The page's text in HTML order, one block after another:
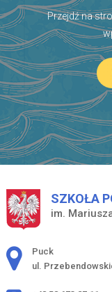
Przejdź na
SZKOŁA
im.
Adres pocztowy:
Puck
ul.